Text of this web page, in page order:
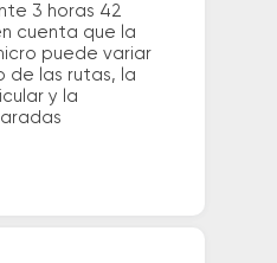
3 horas 42
cuenta que la
puede variar
de las rutas, la
y la